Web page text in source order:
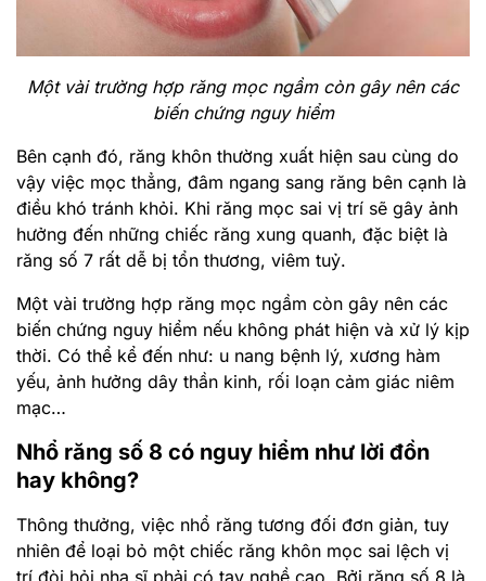
Một vài trường hợp răng mọc ngầm còn gây nên các
biến chứng nguy hiểm
Bên cạnh đó, răng khôn thường xuất hiện sau cùng do
vậy việc mọc thẳng, đâm ngang sang răng bên cạnh là
điều khó tránh khỏi. Khi răng mọc sai vị trí sẽ gây ảnh
hưởng đến những chiếc răng xung quanh, đặc biệt là
răng số 7 rất dễ bị tổn thương, viêm tuỷ.
Một vài trường hợp răng mọc ngầm còn gây nên các
biến chứng nguy hiểm nếu không phát hiện và xử lý kịp
thời. Có thể kể đến như: u nang bệnh lý, xương hàm
yếu, ảnh hưởng dây thần kinh, rối loạn cảm giác niêm
mạc…
Nhổ răng số 8 có nguy hiểm như lời đồn
hay không?
Thông thưởng, việc nhổ răng tương đối đơn giản, tuy
nhiên để loại bỏ một chiếc răng khôn mọc sai lệch vị
trí đòi hỏi nha sĩ phải có tay nghề cao. Bởi răng số 8 là